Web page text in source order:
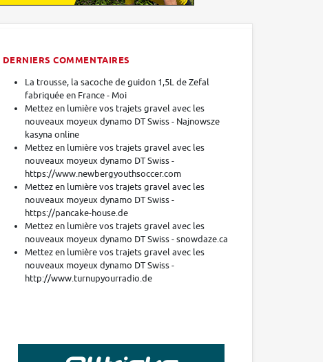
DERNIERS COMMENTAIRES
La trousse, la sacoche de guidon 1,5L de Zefal
fabriquée en France - Moi
Mettez en lumière vos trajets gravel avec les
nouveaux moyeux dynamo DT Swiss - Najnowsze
kasyna online
Mettez en lumière vos trajets gravel avec les
nouveaux moyeux dynamo DT Swiss -
https://www.newbergyouthsoccer.com
Mettez en lumière vos trajets gravel avec les
nouveaux moyeux dynamo DT Swiss -
https://pancake-house.de
Mettez en lumière vos trajets gravel avec les
nouveaux moyeux dynamo DT Swiss - snowdaze.ca
Mettez en lumière vos trajets gravel avec les
nouveaux moyeux dynamo DT Swiss -
http://www.turnupyourradio.de